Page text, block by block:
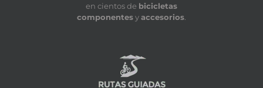
en cientos de bicicletas
componentesyaccesorios